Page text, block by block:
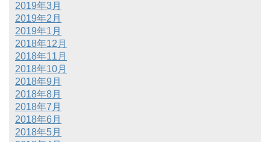
2019年3月
2019年2月
2019年1月
2018年12月
2018年11月
2018年10月
2018年9月
2018年8月
2018年7月
2018年6月
2018年5月